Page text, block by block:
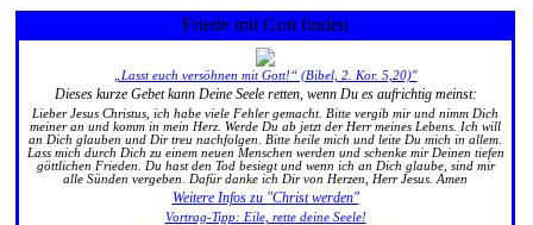
Friede mit Gott finden
„Lasst euch versöhnen mit Gott!“ (Bibel, 2. Kor. 5,20)"
Dieses kurze Gebet kann Deine Seele retten, wenn Du es aufrichtig meinst:
Lieber Jesus Christus, ich habe viele Fehler gemacht. Bitte vergib mir und nimm Dich
meiner an und komm in mein Herz. Werde Du ab jetzt der Herr meines Lebens. Ich will
an Dich glauben und Dir treu nachfolgen. Bitte heile mich und leite Du mich in allem.
Lass mich durch Dich zu einem neuen Menschen werden und schenke mir Deinen tiefen
göttlichen Frieden. Du hast den Tod besiegt und wenn ich an Dich glaube, sind mir
alle Sünden vergeben. Dafür danke ich Dir von Herzen, Herr Jesus. Amen
Weitere Infos zu "Christ werden"
Vortrag-Tipp: Eile, rette deine Seele!